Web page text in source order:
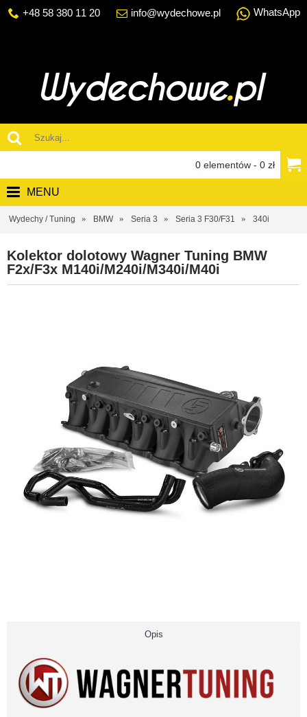
+48 58 380 11 20 info@wydechowe.pl WhatsApp
0 elementów - 0 zł
MENU
Wydechy / Tuning BMW Seria 3 Seria 3 F30/F31 340i
Kolektor dolotowy Wagner Tuning BMW
F2x/F3x M140i/M240i/M340i/M40i
Opis